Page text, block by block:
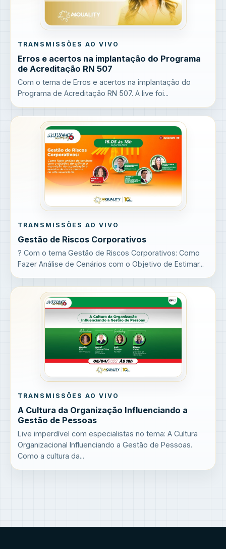
TRANSMISSÕES AO VIVO
Erros e acertos na implantação do Programa
de Acreditação RN 507
Com o tema de Erros e acertos na implantação do
Programa de Acreditação RN 507. A live foi...
TRANSMISSÕES AO VIVO
Gestão de Riscos Corporativos
? Com o tema Gestão de Riscos Corporativos: Como
Fazer Análise de Cenários com o Objetivo de Estimar...
TRANSMISSÕES AO VIVO
A Cultura da Organização Influenciando a
Gestão de Pessoas
Live imperdível com especialistas no tema: A Cultura
Organizacional Influenciando a Gestão de Pessoas.
Como a cultura da...